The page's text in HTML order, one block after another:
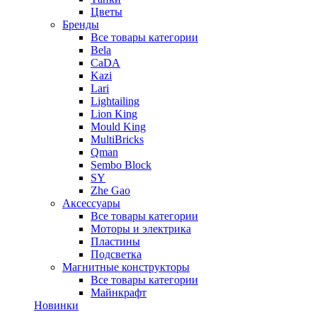
Цветы
Бренды
Все товары категории
Bela
CaDA
Kazi
Lari
Lightailing
Lion King
Mould King
MultiBricks
Qman
Sembo Block
SY
Zhe Gao
Аксессуары
Все товары категории
Моторы и электрика
Пластины
Подсветка
Магнитные конструкторы
Все товары категории
Майнкрафт
Новинки